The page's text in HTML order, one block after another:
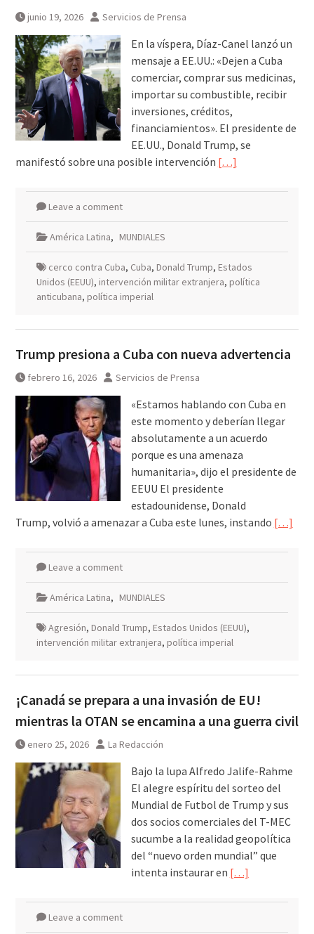
junio 19, 2026 Servicios de Prensa
En la víspera, Díaz-Canel lanzó un
mensaje a EE.UU.: «Dejen a Cuba
comerciar, comprar sus medicinas,
importar su combustible, recibir
inversiones, créditos,
financiamientos». El presidente de
EE.UU., Donald Trump, se
manifestó sobre una posible intervención […]
Leave a comment
América Latina, MUNDIALES
cerco contra Cuba, Cuba, Donald Trump, Estados
Unidos (EEUU), intervención militar extranjera, política
anticubana, política imperial
Trump presiona a Cuba con nueva advertencia
febrero 16, 2026 Servicios de Prensa
«Estamos hablando con Cuba en
este momento y deberían llegar
absolutamente a un acuerdo
porque es una amenaza
humanitaria», dijo el presidente de
EEUU El presidente
estadounidense, Donald
Trump, volvió a amenazar a Cuba este lunes, instando […]
Leave a comment
América Latina, MUNDIALES
Agresión, Donald Trump, Estados Unidos (EEUU),
intervención militar extranjera, política imperial
¡Canadá se prepara a una invasión de EU!
mientras la OTAN se encamina a una guerra civil
enero 25, 2026 La Redacción
Bajo la lupa Alfredo Jalife-Rahme
El alegre espíritu del sorteo del
Mundial de Futbol de Trump y sus
dos socios comerciales del T-MEC
sucumbe a la realidad geopolítica
del “nuevo orden mundial” que
intenta instaurar en […]
Leave a comment